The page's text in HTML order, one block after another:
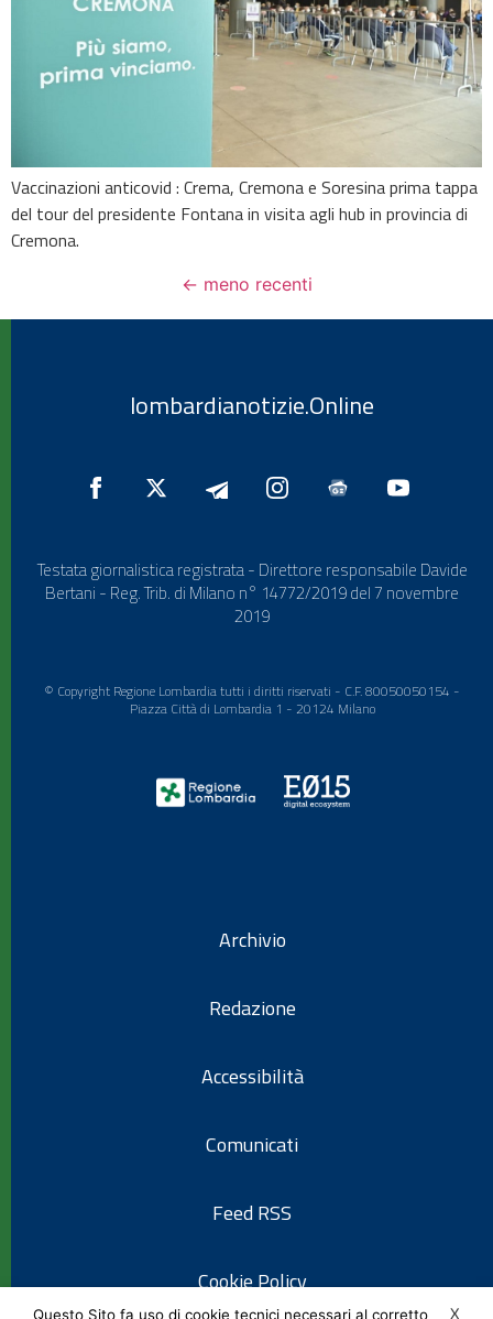
Vaccinazioni anticovid : Crema, Cremona e Soresina prima tappa
del tour del presidente Fontana in visita agli hub in provincia di
Cremona.
← meno recenti
lombardianotizie.Online
Testata giornalistica registrata - Direttore responsabile Davide
Bertani - Reg. Trib. di Milano n° 14772/2019 del 7 novembre
2019
© Copyright Regione Lombardia tutti i diritti riservati - C.F. 80050050154 -
Piazza Città di Lombardia 1 - 20124 Milano
Archivio
Redazione
Accessibilità
Comunicati
Feed RSS
Cookie Policy
X
Questo Sito fa uso di cookie tecnici necessari al corretto